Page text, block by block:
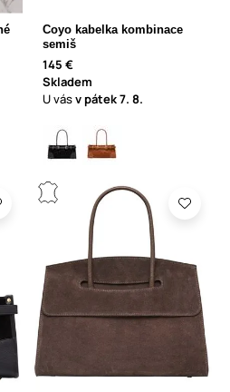
Coyo kabelka kombinace
semiš
145 €
Skladem
U vásv pátek7. 8.